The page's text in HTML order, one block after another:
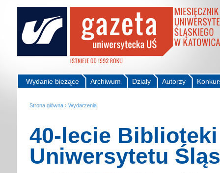
Autorzy
Działy
Archiwum
Wydanie bieżące
Strona główna › Wydarzenia
40-lecie Biblioteki
Uniwersytetu